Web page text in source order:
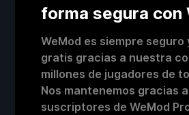
forma segura con
WeMod es siempre seguro
gratis gracias a nuestra
millones de jugadores de
Nos mantenemos gracias
suscriptores de WeMod